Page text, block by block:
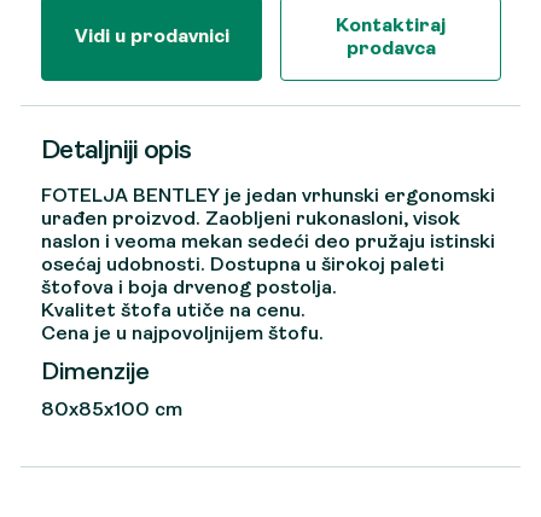
Vidi u prodavnici
Kontaktiraj
prodavca
Detaljniji opis
FOTELJA BENTLEY je jedan vrhunski ergonomski
urađen proizvod. Zaobljeni rukonasloni, visok
naslon i veoma mekan sedeći deo pružaju istinski
osećaj udobnosti. Dostupna u širokoj paleti
štofova i boja drvenog postolja.
Kvalitet štofa utiče na cenu.
Cena je u najpovoljnijem štofu.
Dimenzije
80x85x100 cm